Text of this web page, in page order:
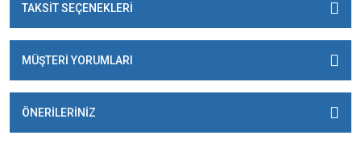
TAKSİT SEÇENEKLERİ
MÜŞTERİ YORUMLARI
ÖNERİLERİNİZ